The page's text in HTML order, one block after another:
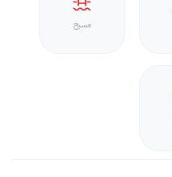
مسبح